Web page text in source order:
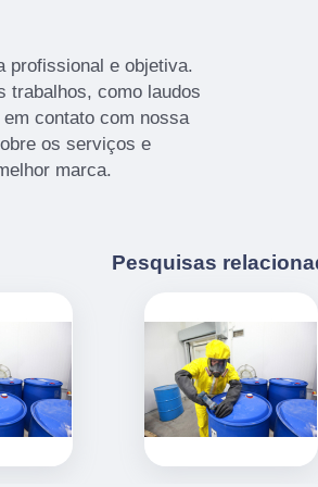
profissional e objetiva.
trabalhos, como laudos
contato com nossa
os serviços e
marca.
Pesquisas